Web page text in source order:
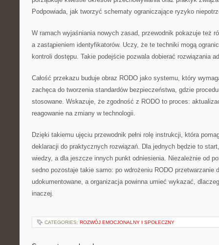
Podpowiada, jak tworzyć schematy ograniczające ryzyko
W ramach wyjaśniania nowych zasad, przewodnik pokazuje też
a zastąpieniem identyfikatorów. Uczy, że te techniki mogą
kontroli dostępu. Takie podejście pozwala dobierać rozwiązania
Całość przekazu buduje obraz RODO jako systemu, który
zachęca do tworzenia standardów bezpieczeństwa, gdzie
stosowane. Wskazuje, że zgodność z RODO to proces:
reagowanie na zmiany w technologii.
Dzięki takiemu ujęciu przewodnik pełni rolę instrukcji, która
deklaracji do praktycznych rozwiązań. Dla jednych będzie to
wiedzy, a dla jeszcze innych punkt odniesienia. Niezależnie od
sedno pozostaje takie samo: po wdrożeniu RODO przetwarzanie
udokumentowane, a organizacja powinna umieć wykazać,
inaczej.
CATEGORIES: ROZWÓJ EMOCJONALNY I SPOŁECZNY